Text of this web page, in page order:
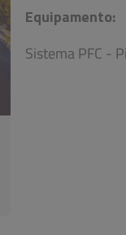
Equipamento:
Sistema PFC -